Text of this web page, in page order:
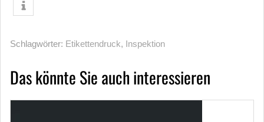
Schlagwörter: Etikettendruck, Inspektion
Das könnte Sie auch interessieren